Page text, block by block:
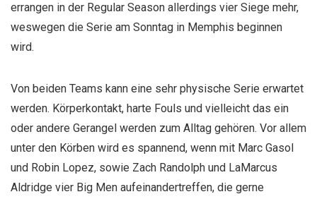
errangen in der Regular Season allerdings vier Siege mehr,
weswegen die Serie am Sonntag in Memphis beginnen
wird.
Von beiden Teams kann eine sehr physische Serie erwartet
werden. Körperkontakt, harte Fouls und vielleicht das ein
oder andere Gerangel werden zum Alltag gehören. Vor allem
unter den Körben wird es spannend, wenn mit Marc Gasol
und Robin Lopez, sowie Zach Randolph und LaMarcus
Aldridge vier Big Men aufeinandertreffen, die gerne